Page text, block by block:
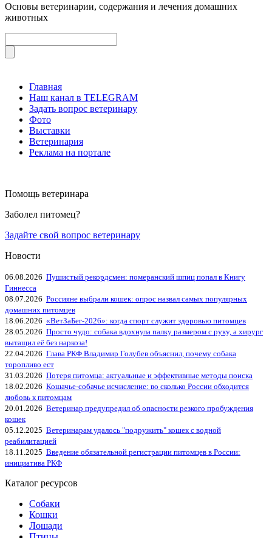
Основы ветеринарии, содержания и лечения домашних
животных
Главная
Наш канал в TELEGRAM
Задать вопрос ветеринару
Фото
Выставки
Ветеринария
Реклама на портале
Помощь ветеринара
Заболел питомец?
Задайте свой вопрос ветеринару
Новости
06.08.2026 Пушистый рекордсмен: померанский шпиц попал в Книгу
Гиннесса
08.07.2026 Россияне выбрали кошек: опрос назвал самых популярных
домашних питомцев
18.06.2026 «ВетЗаБег‑2026»: когда спорт служит здоровью питомцев
28.05.2026 Просто чудо: собака вдохнула палку размером с руку, а хирург
вытащил её без наркоза!
22.04.2026 Глава РКФ Владимир Голубев объяснил, почему собака
торопливо ест
31.03.2026 Потеря питомца: актуальные и эффективные методы поиска
18.02.2026 Кошачье-собачье исчисление: во сколько России обходится
любовь к питомцам
20.01.2026 Ветеринар предупредил об опасности резкого пробуждения
кошек
05.12.2025 Ветеринарам удалось "подружить" кошек с водной
реабилитацией
18.11.2025 Введение обязательной регистрации питомцев в России:
инициатива РКФ
Каталог ресурсов
Собаки
Кошки
Лошади